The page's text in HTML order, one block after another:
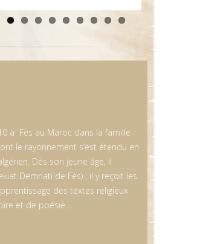
à Fès au Maroc dans la famille
le rayonnement s’est étendu en
Dès son jeune âge, il
Demnati de Fès) ; il y reçoit les
des textes religieux
et de poésie…